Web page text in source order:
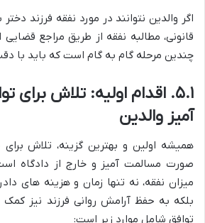
اگر والدین نتوانند در مورد نفقه فرزند
قانونی، مطالبه نفقه از طریق مراجع
چندین مرحله گام به گام است که باید با
۵.۱. اقدام اولیه: تلاش
آمیز والدین
همیشه اولین و بهترین گزینه، تلاش
صورت مسالمت آمیز و خارج از دادگاه
میزان نفقه، نه تنها زمان و هزینه های
بلکه به حفظ آرامش روانی فرزند نیز کمک
توافق شامل موارد زیر است: